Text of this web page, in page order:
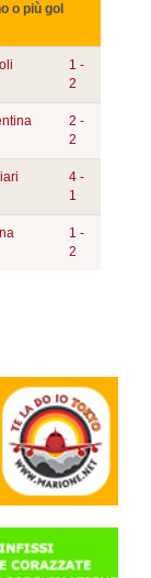
o più gol
1 -
2
2 -
2
4 -
1
1 -
2